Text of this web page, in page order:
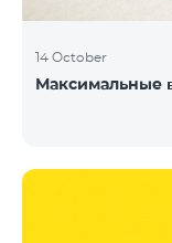
14 October
Максимальные